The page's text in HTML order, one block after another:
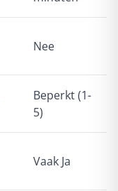
Nee
Beperkt (1-
5)
Vaak Ja